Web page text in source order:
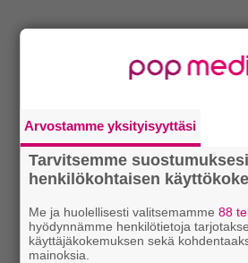
Arvostamme yksityisyyttäsi
Tarvitsemme
henkilökohtaisen
Me ja huolellisesti valitsemamme88
hyödynnämme henkilötietoja
käyttäjäkokemuksen sekä
mainoksia.